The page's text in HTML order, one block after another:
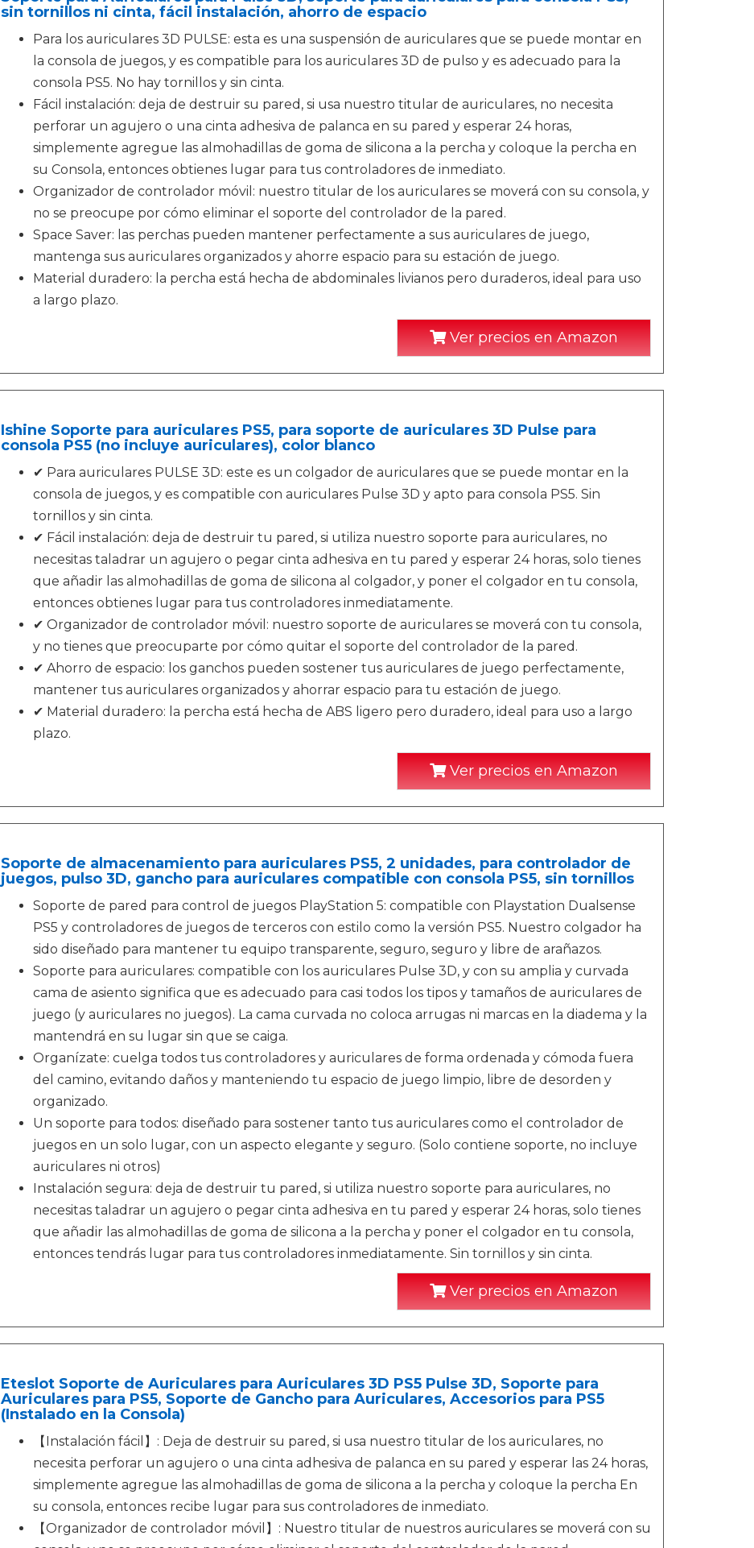
sin tornillos ni cinta, fácil instalación, ahorro de espacio
Para los auriculares 3D PULSE: esta es una suspensión de auriculares que se puede montar en
la consola de juegos, y es compatible para los auriculares 3D de pulso y es adecuado para la
consola PS5. No hay tornillos y sin cinta.
Fácil instalación: deja de destruir su pared, si usa nuestro titular de auriculares, no necesita
perforar un agujero o una cinta adhesiva de palanca en su pared y esperar 24 horas,
simplemente agregue las almohadillas de goma de silicona a la percha y coloque la percha en
su Consola, entonces obtienes lugar para tus controladores de inmediato.
Organizador de controlador móvil: nuestro titular de los auriculares se moverá con su consola, y
no se preocupe por cómo eliminar el soporte del controlador de la pared.
Space Saver: las perchas pueden mantener perfectamente a sus auriculares de juego,
mantenga sus auriculares organizados y ahorre espacio para su estación de juego.
Material duradero: la percha está hecha de abdominales livianos pero duraderos, ideal para uso
a largo plazo.
Ver precios en Amazon
Ishine Soporte para auriculares PS5, para soporte de auriculares 3D Pulse para
consola PS5 (no incluye auriculares), color blanco
✔ Para auriculares PULSE 3D: este es un colgador de auriculares que se puede montar en la
consola de juegos, y es compatible con auriculares Pulse 3D y apto para consola PS5. Sin
tornillos y sin cinta.
✔ Fácil instalación: deja de destruir tu pared, si utiliza nuestro soporte para auriculares, no
necesitas taladrar un agujero o pegar cinta adhesiva en tu pared y esperar 24 horas, solo tienes
que añadir las almohadillas de goma de silicona al colgador, y poner el colgador en tu consola,
entonces obtienes lugar para tus controladores inmediatamente.
✔ Organizador de controlador móvil: nuestro soporte de auriculares se moverá con tu consola,
y no tienes que preocuparte por cómo quitar el soporte del controlador de la pared.
✔ Ahorro de espacio: los ganchos pueden sostener tus auriculares de juego perfectamente,
mantener tus auriculares organizados y ahorrar espacio para tu estación de juego.
✔ Material duradero: la percha está hecha de ABS ligero pero duradero, ideal para uso a largo
plazo.
Ver precios en Amazon
Soporte de almacenamiento para auriculares PS5, 2 unidades, para controlador de
juegos, pulso 3D, gancho para auriculares compatible con consola PS5, sin tornillos
Soporte de pared para control de juegos PlayStation 5: compatible con Playstation Dualsense
PS5 y controladores de juegos de terceros con estilo como la versión PS5. Nuestro colgador ha
sido diseñado para mantener tu equipo transparente, seguro, seguro y libre de arañazos.
Soporte para auriculares: compatible con los auriculares Pulse 3D, y con su amplia y curvada
cama de asiento significa que es adecuado para casi todos los tipos y tamaños de auriculares de
juego (y auriculares no juegos). La cama curvada no coloca arrugas ni marcas en la diadema y la
mantendrá en su lugar sin que se caiga.
Organízate: cuelga todos tus controladores y auriculares de forma ordenada y cómoda fuera
del camino, evitando daños y manteniendo tu espacio de juego limpio, libre de desorden y
organizado.
Un soporte para todos: diseñado para sostener tanto tus auriculares como el controlador de
juegos en un solo lugar, con un aspecto elegante y seguro. (Solo contiene soporte, no incluye
auriculares ni otros)
Instalación segura: deja de destruir tu pared, si utiliza nuestro soporte para auriculares, no
necesitas taladrar un agujero o pegar cinta adhesiva en tu pared y esperar 24 horas, solo tienes
que añadir las almohadillas de goma de silicona a la percha y poner el colgador en tu consola,
entonces tendrás lugar para tus controladores inmediatamente. Sin tornillos y sin cinta.
Ver precios en Amazon
Eteslot Soporte de Auriculares para Auriculares 3D PS5 Pulse 3D, Soporte para
Auriculares para PS5, Soporte de Gancho para Auriculares, Accesorios para PS5
(Instalado en la Consola)
【Instalación fácil】: Deja de destruir su pared, si usa nuestro titular de los auriculares, no
necesita perforar un agujero o una cinta adhesiva de palanca en su pared y esperar las 24 horas,
simplemente agregue las almohadillas de goma de silicona a la percha y coloque la percha En
su consola, entonces recibe lugar para sus controladores de inmediato.
【Organizador de controlador móvil】: Nuestro titular de nuestros auriculares se moverá con su